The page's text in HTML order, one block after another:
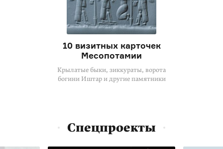
10 визитных карточек
Месопотамии
Крылатые быки, зиккураты, ворота
богини Иштар и другие памятники
Спецпроекты